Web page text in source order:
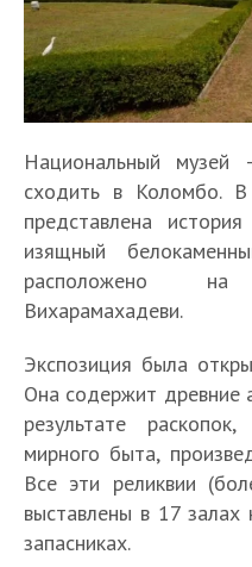
Национальный
сходить в Коломбо.
представлена
изящный
расположено
Вихарамахадеви.
Экспозиция была
Она содержит древние
результате
мирного быта,
Все эти реликвии
выставлены в 17 залах
запасниках.